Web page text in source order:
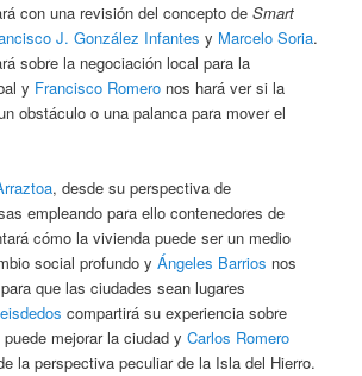
con una revisión del concepto deSmart
J. González Infantes y Marcelo Soria.
sobre la negociación local para la
y Francisco Romero nos hará ver si la
obstáculo o una palanca para mover el
, desde su perspectiva de
empleando para ello contenedores de
cómo la vivienda puede ser un medio
social profundo yÁngeles Barrios nos
que las ciudades sean lugares
compartirá su experiencia sobre
mejorar la ciudad yCarlos Romero
la perspectiva peculiar de la Isla del Hierro.